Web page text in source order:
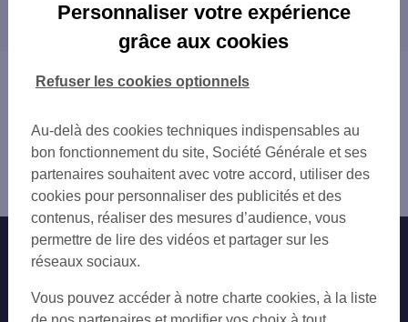
SARCELLES LES FLANADES
ST BRICE SOUS FORET 19 RUE DE PARIS
STAINS
PIERREFITTE SUR SEINE 55 RUE DE PAR
STAINS 2 AV FRANCOIS BEGUE 1 PL MAR
ST DENIS PIERREFITTE
GOUSSAINVILLE 2 BD ROGER SALENGRO
LE BOURGET EXPOS 2
TOTAL COUR EST
TOTAL COUR OUES
VILLEPINTE PARIS ND 2
proximité
VILLIERS-LE-BEL
SARCELLES
SAINT-BRICE-SOUS-FORÊT
DUGNY
STAINS
PIERREFITTE-SUR-SEINE
MONTMAGNY
GOUSSAINVILLE
LE BOURGET
LE BLANC-MESNIL
Vous êtes ici : Accueil
Arnouville
Distributeur/automate ARNOUVILLE
Nos engagements Nous contacter
Autres sites SG
Professionnels
Personnaliser votre expérience
grâce aux cookies
Au-delà des cookies techniques indispensables au
bon fonctionnement du site, Société Générale et ses
partenaires souhaitent avec votre accord, utiliser des
cookies pour personnaliser des publicités et des
contenus, réaliser des mesures d’audience, vous
permettre de lire des vidéos et partager sur les
réseaux sociaux.
Vous pouvez accéder à notre charte cookies, à la liste
Refuser les cookies optionnels